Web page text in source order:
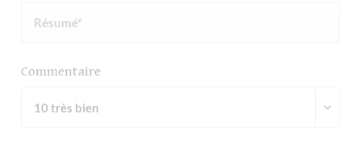
Commentaire